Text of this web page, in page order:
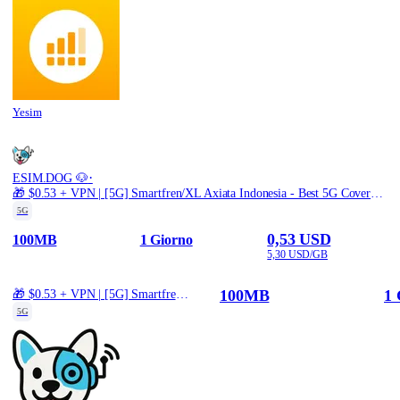
Yesim
ESIM.DOG 🐶·
5G
100MB 1 Giorno 0,53 USD
5,30 USD/GB
🎁 $0.53 + VPN | [5G] Smartfren/XL Axiata Indonesia - Best 5G Coverage (100MB/1Days) - Black route
5G
100MB 1